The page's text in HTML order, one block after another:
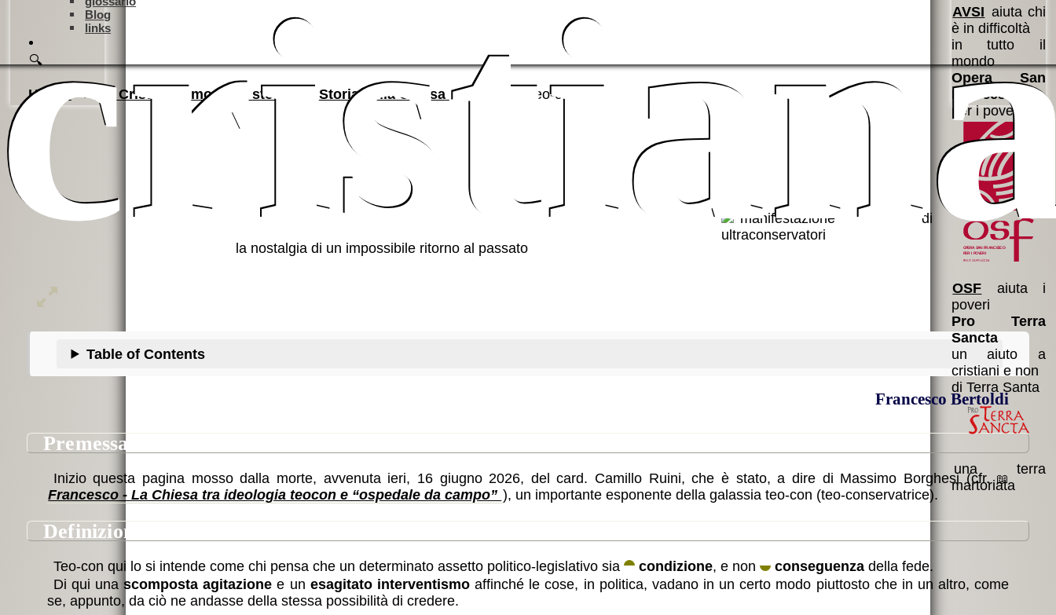
Amazon
dimenticato
Blog
links
🔍
Home 2.il Cristianesimo nella storia Storia della Chiesa Il mondo teo-con
Il mondo teo-con
la nostalgia di un impossibile ritorno al passato
Table of Contents
Francesco Bertoldi
premessa
Inizio questa pagina mosso dalla morte, avvenuta ieri, 16 giugno 2026, del card. Camillo Ruini, che è stato, a dire di Massimo Borghesi (cfr.
Francesco - La Chiesa tra ideologia teocon e “ospedale da campo” ), un importante esponente della galassia teo-con (teo-conservatrice).
definizione
Teo-con qui lo si intende come chi pensa che un determinato assetto politico-legislativo sia condizione, e non conseguenzadella fede.
Di qui una scomposta agitazione e un esagitato interventismoaffinché le cose, in politica, vadano in un certo modo piuttosto che in un altro, come
se, appunto, da ciò ne andasse della stessa possibilità di credere.
AVSI aiuta chi
è in difficoltà
in tutto il
mondo
Opera San
Francesco
per i poveri
OSF
aiuta i
poveri
Pro Terra
Sancta
un aiuto a
cristiani e non
di Terra Santa
una terra
martoriata